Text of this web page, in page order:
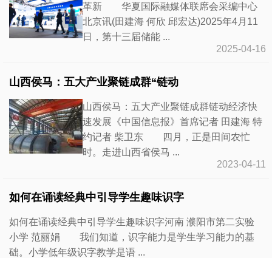
革新 华夏国际融媒体联席会采编中心
北京讯(田建海 何欣 邱宏达)2025年4月11
日，第十三届储能 ...
2025-04-16
山西侯马：五大产业聚链成群“链动
山西侯马：五大产业聚链成群链动经济快
速发展《中国信息报》首席记者 田建海 特
约记者 柴卫东 四月，正是田间农忙
时。走进山西省侯马 ...
2023-04-11
如何在诵读经典中引导学生趣味识字
如何在诵读经典中引导学生趣味识字河南 濮阳市第二实验
小学 范丽娟 我们知道，识字能力是学生学习能力的基
础。小学低年级识字教学是语 ...